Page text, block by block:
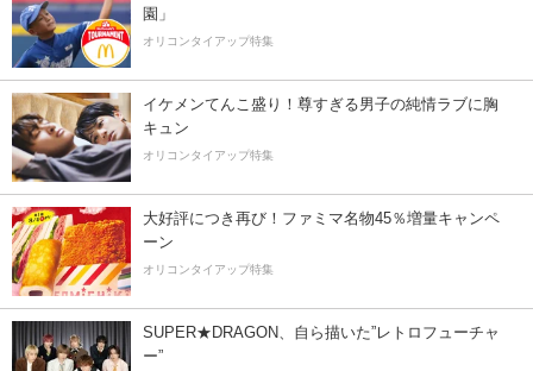
園」
オリコンタイアップ特集
イケメンてんこ盛り！尊すぎる男子の純情ラブに胸
キュン
オリコンタイアップ特集
大好評につき再び！ファミマ名物45％増量キャンペ
ーン
オリコンタイアップ特集
SUPER★DRAGON、自ら描いた”レトロフューチャ
ー”